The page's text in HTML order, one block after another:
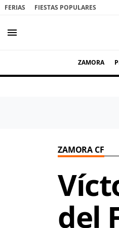
FERIAS FIESTAS POPULARES
menu
ZAMORA
ZAMORA CF
del